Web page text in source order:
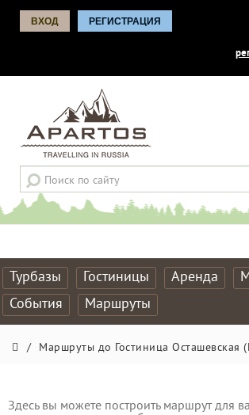
ВХОД РЕГИСТРАЦИЯ
Турбазы Гостиницы Аренда
События
Маршруты
/ Маршруты до Гостиница Осташевская
Здесь вы можете построить маршрут для